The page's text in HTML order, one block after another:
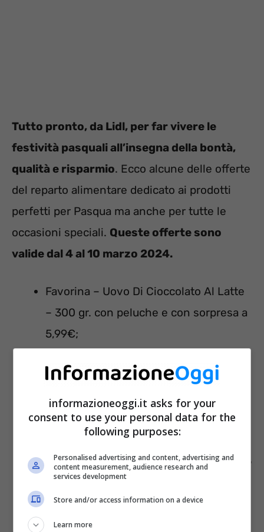
Tutto pronto, da Lidl, per far vivere le
festività pasquali all’insegna della bontà,
qualità e risparmio. Ecco alcune delle offerte
del reparto alimentare dedicato ai prodotti
perfetti per Pasqua ma anche per tutte le
occasioni speciali. Queste offerte sono
valide dal 4 al 10 marzo 2024.
Favorina – Uovo Di Cioccolato Al Latte
– 300 gr. con peluche e con sorpresa a
5,99€;
Fondente – 400 gr. con sorpresa a
4,69€;
Favorina – Colomba Classica – 1 kg –
Perugina – Baci Uovo Di Pasqua – 285
gr. prezzo scontato solo per questa
settimana a 11,49€;
Kinder – Gran Sorpresa – Le
informazioneoggi.it asks for your
consent to use your personal data for the
following purposes:
Personalised advertising and content, advertising and
content measurement, audience research and
services development
Store and/or access information on a device
Learn more